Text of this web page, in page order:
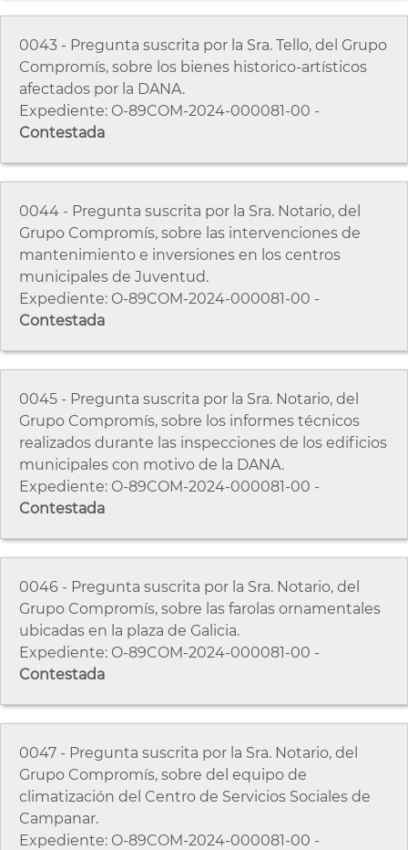
0043 - Pregunta suscrita por la Sra. Tello, del Grupo
Compromís, sobre los bienes historico-artísticos
afectados por la DANA.
Expediente: O-89COM-2024-000081-00 -
Contestada
0044 - Pregunta suscrita por la Sra. Notario, del
Grupo Compromís, sobre las intervenciones de
mantenimiento e inversiones en los centros
municipales de Juventud.
Expediente: O-89COM-2024-000081-00 -
Contestada
0045 - Pregunta suscrita por la Sra. Notario, del
Grupo Compromís, sobre los informes técnicos
realizados durante las inspecciones de los edificios
municipales con motivo de la DANA.
Expediente: O-89COM-2024-000081-00 -
Contestada
0046 - Pregunta suscrita por la Sra. Notario, del
Grupo Compromís, sobre las farolas ornamentales
ubicadas en la plaza de Galicia.
Expediente: O-89COM-2024-000081-00 -
Contestada
0047 - Pregunta suscrita por la Sra. Notario, del
Grupo Compromís, sobre del equipo de
climatización del Centro de Servicios Sociales de
Campanar.
Expediente: O-89COM-2024-000081-00 -